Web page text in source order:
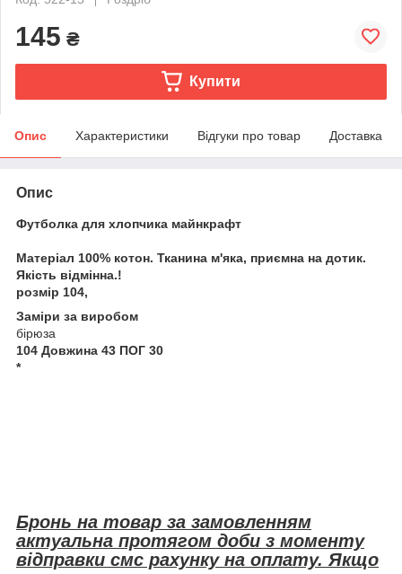
145 ₴
Купити
Опис Характеристики Відгуки про товар Доставка
Опис
Футболка для хлопчика майнкрафт
Матеріал 100% котон. Тканина м'яка, приємна на дотик.
Якість відмінна.!
розмір 104,
Заміри за виробом
бірюза
104 Довжина 43 ПОГ 30
*
Бронь на товар за замовленням
актуальна протягом доби з моменту
відправки смс рахунку на оплату. Якщо